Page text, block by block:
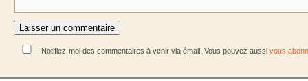
Notifiez-moi des commentaires à venir via émail. Vous pouvez aussi vous